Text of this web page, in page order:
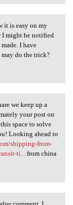
it is easy on my
I might be notified
I have
do the trick?
we keep up a
your post on
space to solve
Looking ahead to
shipping-from-
ti...from china